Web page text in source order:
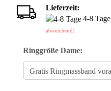
Lieferzeit:
4-8 Tage
abweichend)
Ringgröße Dame: